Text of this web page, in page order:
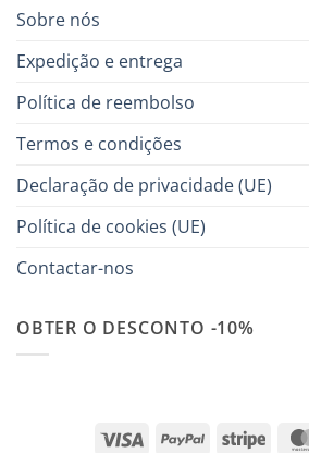
Sobre nós
Expedição e entrega
Política de reembolso
Termos e condições
Declaração de privacidade (UE)
Política de cookies (UE)
Contactar-nos
OBTER O DESCONTO -10%
Visa PayPal Stripe